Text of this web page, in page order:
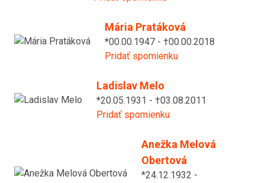
Mária Pratáková
*00.00.1947 - †00.00.2018
Pridať spomienku
Ladislav Melo
*20.05.1931 - †03.08.2011
Pridať spomienku
Anežka Melová
Obertová
*24.12.1932 -